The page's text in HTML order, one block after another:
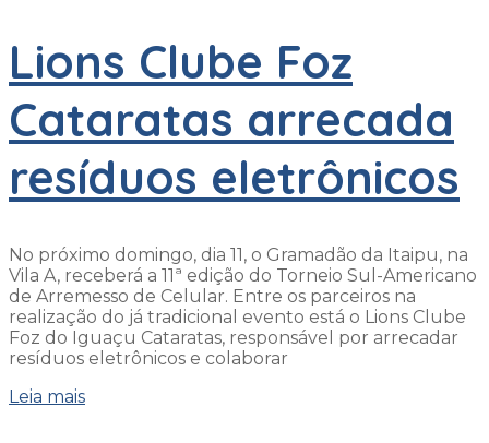
Lions Clube Foz
Cataratas arrecada
resíduos eletrônicos
No próximo domingo, dia 11, o Gramadão da Itaipu, na
Vila A, receberá a 11ª edição do Torneio Sul-Americano
de Arremesso de Celular. Entre os parceiros na
realização do já tradicional evento está o Lions Clube
Foz do Iguaçu Cataratas, responsável por arrecadar
resíduos eletrônicos e colaborar
Leia mais